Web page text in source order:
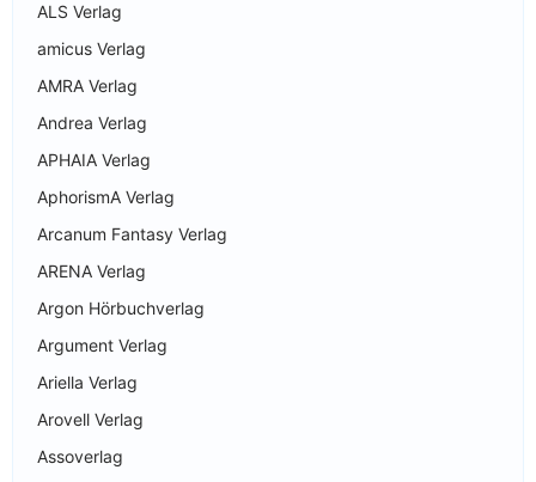
ALS Verlag
amicus Verlag
AMRA Verlag
Andrea Verlag
APHAIA Verlag
AphorismA Verlag
Arcanum Fantasy Verlag
ARENA Verlag
Argon Hörbuchverlag
Argument Verlag
Ariella Verlag
Arovell Verlag
Assoverlag